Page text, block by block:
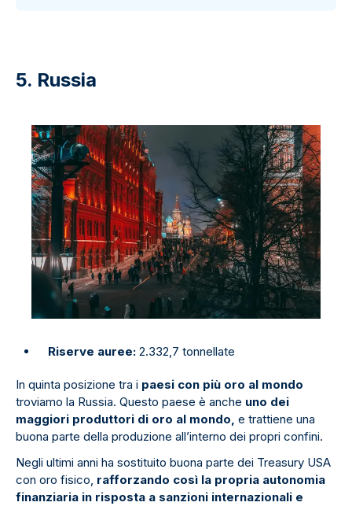
5. Russia
Riserve auree: 2.332,7 tonnellate
In quinta posizione tra i paesi con più oro al mondo
troviamo la Russia. Questo paese è anche uno dei
maggiori produttori di oro al mondo, e trattiene una
buona parte della produzione all’interno dei propri confini.
Negli ultimi anni ha sostituito buona parte dei Treasury USA
con oro fisico, rafforzando così la propria autonomia
finanziaria in risposta a sanzioni internazionali e